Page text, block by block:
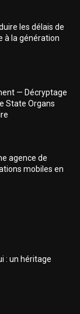
les délais de
à la génération
— Décryptage
State Organs
agence de
mobiles en
: un héritage